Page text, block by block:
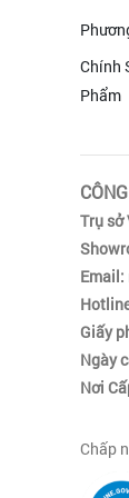
Chính
Phẩm
Trụ sở
Email:
Giấy
Ngày
Nơi
Chấp